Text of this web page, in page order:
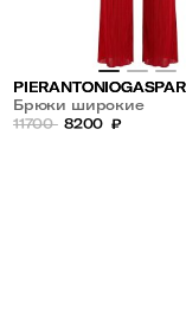
Брюки широкие
11700 8200 ₽